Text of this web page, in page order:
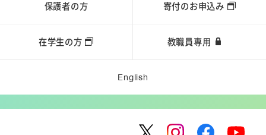
保護者の方 寄付のお申込み
在学生の方 教職員専用
English